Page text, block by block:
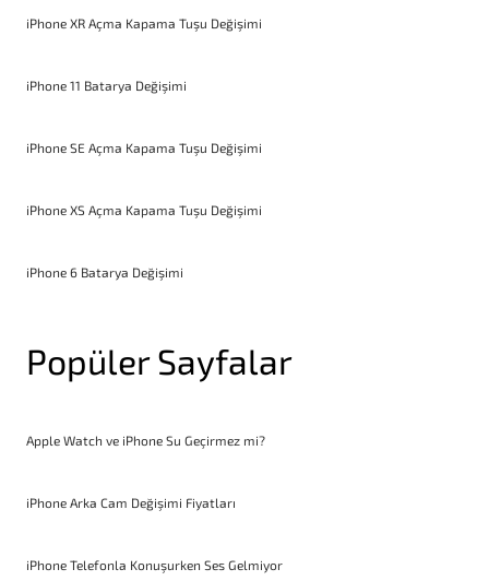
iPhone XR Açma Kapama Tuşu Değişimi
iPhone 11 Batarya Değişimi
iPhone SE Açma Kapama Tuşu Değişimi
iPhone XS Açma Kapama Tuşu Değişimi
iPhone 6 Batarya Değişimi
Popüler Sayfalar
Apple Watch ve iPhone Su Geçirmez mi?
iPhone Arka Cam Değişimi Fiyatları
iPhone Telefonla Konuşurken Ses Gelmiyor